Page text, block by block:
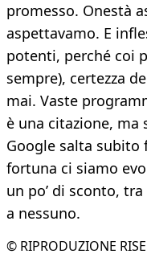
promesso. Onestà
aspettavamo. E
potenti, perché coi
sempre), certezza
mai. Vaste
è una citazione, ma
Google salta
fortuna ci siamo
un po’ di sconto,
a nessuno.
© RIPRODUZIONE